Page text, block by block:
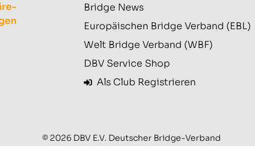
Bridge News
Europäischen Bridge Verband (EBL)
Welt Bridge Verband (WBF)
DBV Service Shop
Als Club Registrieren
© 2026 DBV E.V. Deutscher Bridge-Verband